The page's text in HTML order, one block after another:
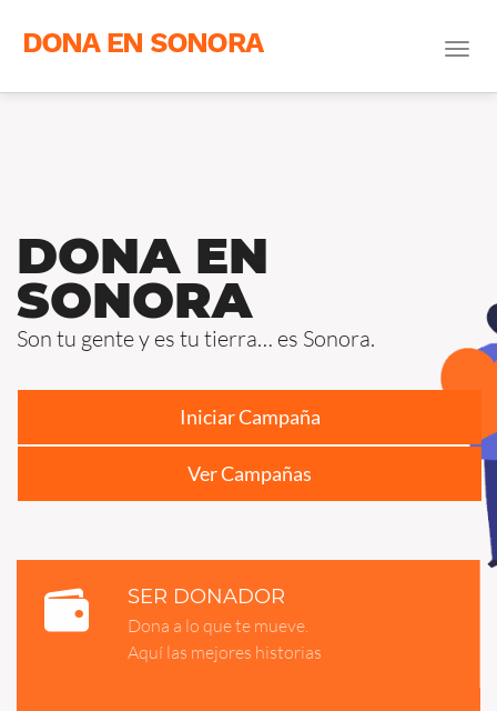
DONA EN
SONORA
Son tu gente y es tu tierra… es Sonora.
Ver Campañas
SER DONADOR
Dona a lo que te mueve.
Aquí las mejores historias